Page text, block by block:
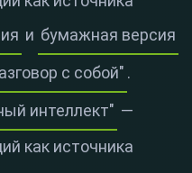
и бумажная версия
с собой" .
интеллект" —
как источника